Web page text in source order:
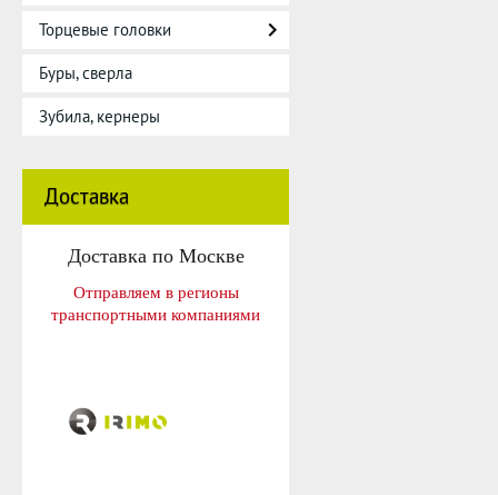
Торцевые головки
Буры, сверла
Зубила, кернеры
Доставка
Доставка по Москве
Отправляем в регионы
транспортными компаниями